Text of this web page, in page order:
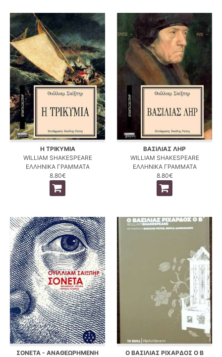
Η ΤΡΙΚΥΜΙΑ
WILLIAM SHAKESPEARE
ΕΛΛΗΝΙΚΑ ΓΡΑΜΜΑΤΑ
8.80€
ΒΑΣΙΛΙΑΣ ΛΗΡ
WILLIAM SHAKESPEARE
ΕΛΛΗΝΙΚΑ ΓΡΑΜΜΑΤΑ
8.80€
ΣΟΝΕΤΑ - ΑΝΑΘΕΩΡΗΜΕΝΗ
Ο ΒΑΣΙΛΙΑΣ ΡΙΧΑΡΔΟΣ Ο Β